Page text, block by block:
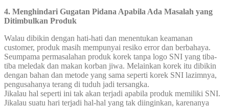
4. Menghindari Gugatan Pidana Apabila Ada Masalah yang
Ditimbulkan Produk
Walau dibikin dengan hati-hati dan menentukan keamanan
customer, produk masih mempunyai resiko error dan berbahaya.
Seumpama permasalahan produk korek tanpa logo SNI yang tiba-
tiba meledak dan makan korban jiwa. Melainkan korek itu dibikin
dengan bahan dan metode yang sama seperti korek SNI lazimnya,
pengusahanya terang di tuduh jadi tersangka.
Jikalau hal seperti ini tak akan terjadi apabila produk memiliki SNI.
Jikalau suatu hari terjadi hal-hal yang tak diinginkan, karenanya